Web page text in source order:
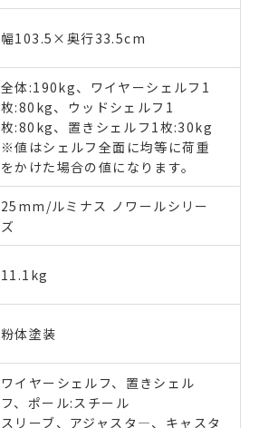
幅103.5×奥行33.5cm
全体:190kg、ワイヤーシェルフ1
枚:80kg、ウッドシェルフ1
枚:80kg、置きシェルフ1枚:30kg
※値はシェルフ全面に均等に荷重
をかけた場合の値になります。
25mm/ルミナス ノワールシリー
ズ
11.1kg
粉体塗装
ワイヤーシェルフ、置きシェル
フ、ポール:スチール
スリーブ、アジャスタ―、キャスタ